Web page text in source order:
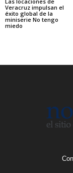
Veracruz impulsan el
éxito global de la
miniserie No tengo
miedo